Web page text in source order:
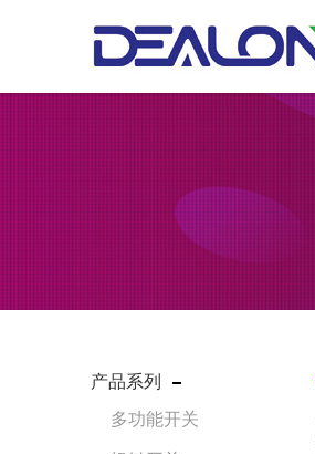
产品系列
多功能开关